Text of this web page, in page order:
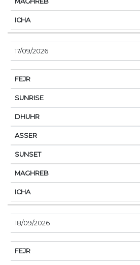
17/09/2026
18/09/2026